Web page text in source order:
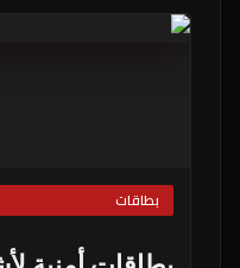
بطاقات